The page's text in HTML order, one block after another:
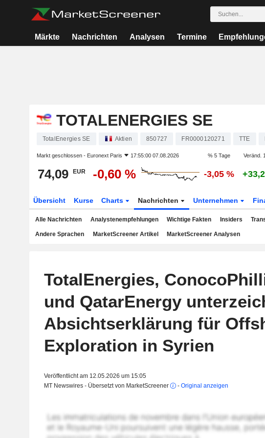
Märkte Nachrichten Analysen Termine
TOTALENERGIES SE
TotalEnergies SE Aktien 850727 FR0000120271 TTE
Markt geschlossen - Euronext Paris 17:55:00 07.08.2026 % 5 Tage Veränd.
74,09 EUR -0,60 % -3,05 %
Übersicht Kurse Charts Nachrichten Unternehmen
Alle Nachrichten Analystenempfehlungen Wichtige Fakten Insiders
Andere Sprachen MarketScreener Artikel MarketScreener Analysen
TotalEnergies,
und QatarEnergy
Absichtserklärung für
Exploration in Syrien
Veröffentlicht am 12.05.2026 um 15:05
MT Newswires - Übersetzt von MarketScreener
- Original anzeigen